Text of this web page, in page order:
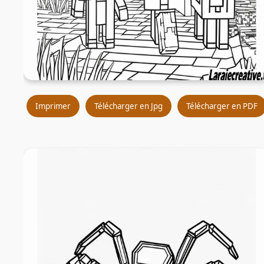
Imprimer Télécharger en Jpg Télécharger en PDF